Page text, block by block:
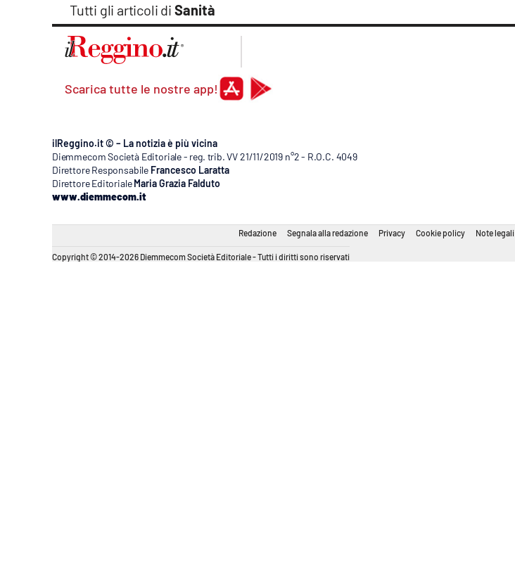
Vai
Tutti gli articoli di Sanità
Scarica tutte le nostre app!
ilReggino.it © – La notizia è più vicina
Diemmecom Società Editoriale - reg. trib. VV 21/11/2019 n°2 - R.O.C. 4049
Direttore Responsabile Francesco Laratta
Direttore Editoriale Maria Grazia Falduto
www.diemmecom.it
Redazione Segnala alla redazione Privacy Cookie policy Note legali
Copyright © 2014-2026 Diemmecom Società Editoriale - Tutti i diritti sono riservati